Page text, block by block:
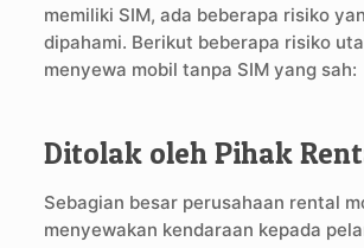
memiliki SIM, ada beberapa risiko
dipahami. Berikut beberapa risiko
menyewa mobil tanpa SIM yang sah:
Ditolak oleh Pihak
Sebagian besar perusahaan rental
menyewakan kendaraan kepada